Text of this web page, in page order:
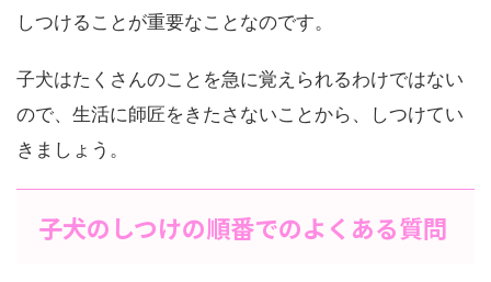
しつけることが重要なことなのです。
子犬はたくさんのことを急に覚えられるわけではない
ので、生活に師匠をきたさないことから、しつけてい
きましょう。
子犬のしつけの順番でのよくある質問